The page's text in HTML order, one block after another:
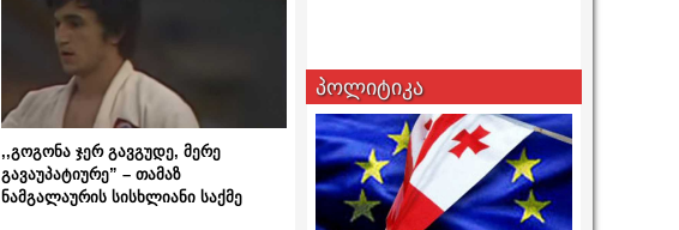
,,გოგონა ჯერ გავგუდე, მერე
გავაუპატიურე” – თამაზ
ნამგალაურის სისხლიანი საქმე
პოლიტიკა